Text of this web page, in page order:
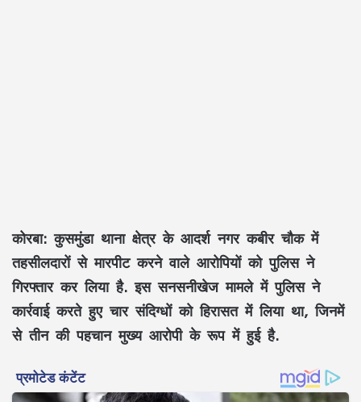
कोरबा: कुसमुंडा थाना क्षेत्र के आदर्श नगर कबीर चौक में
तहसीलदारों से मारपीट करने वाले आरोपियों को पुलिस ने
गिरफ्तार कर लिया है. इस सनसनीखेज मामले में पुलिस ने
कार्रवाई करते हुए चार संदिग्धों को हिरासत में लिया था, जिनमें
से तीन की पहचान मुख्य आरोपी के रूप में हुई है.